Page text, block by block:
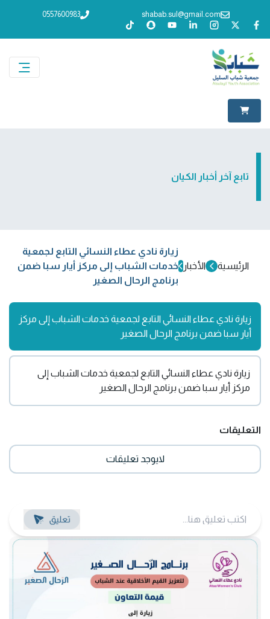
shabab.sul@gmail.com
0557600983
تابع آخر أخبار الكيان
الرئيسية الأخبار
زيارة نادي عطاء النسائي التابع لجمعية
خدمات الشباب إلى مركز أيار سبا ضمن
برنامج الرحال الصغير
زيارة نادي عطاء النسائي التابع لجمعية خدمات الشباب إلى مركز
أيار سبا ضمن برنامج الرحال الصغير
زيارة نادي عطاء النسائي التابع لجمعية خدمات الشباب إلى
مركز أيار سبا ضمن برنامج الرحال الصغير
التعليقات
لايوجد تعليقات